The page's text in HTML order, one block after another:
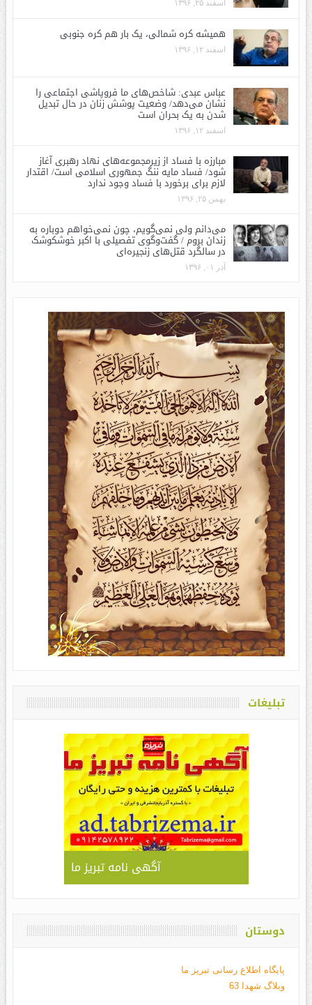
اسفند ۲۵, ۱۳۹۶
همیشه کره شمالی، یک بار هم کره جنوبی
اسفند ۱۲, ۱۳۹۶
عباس عبدی: شاخص‌های ما فروپاشی اجتماعی را
نشان می‌دهد/ وضعیت پوشش زنان در حال تبدیل
شدن به یک بحران است
اسفند ۱۲, ۱۳۹۶
مبارزه با فساد از زیرمجموعه‌های نهاد رهبری آغاز
شود/ فساد مایه ننگ جمهوری اسلامی است/ اقتدار
لازم برای برخورد با فساد وجود ندارد
بهمن ۲۵, ۱۳۹۶
می‌دانم ولی نمی‌گویم، چون نمی‌خواهم دوباره به
زندان بروم / گفت‌وگوی تفصیلی با اکبر خوشکوشک
در سالگرد قتل‌های زنجیره‌ای
آذر ۰۱, ۱۳۹۶
تبلیغات
آگهی نامه تبریز ما
دوستان
پایگاه اطلاع رسانی تبریز ما
وبلاگ شهدا 63